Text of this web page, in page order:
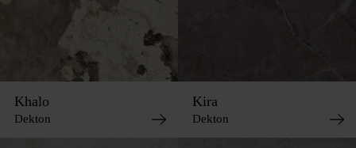
Khalo
Dekton
Kira
Dekton